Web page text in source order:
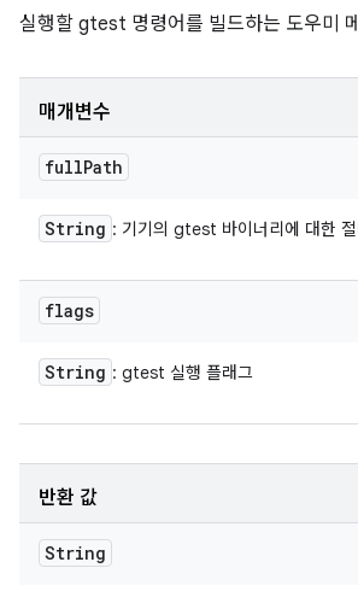
실행할 gtest 명령어를 빌드하는 도우미
매개변수
fullPath
String : 기기의 gtest 바이너리에 대한
flags
String : gtest 실행 플래그
반환 값
String